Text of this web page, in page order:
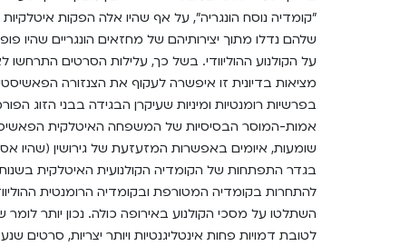
"קומדיה נוסח הונגריה", על אף שהיו אלה הפקות
שלהם נדלו מתוך יצירותיהם של מחזאים הונגריים שהיו
על הקולנוע ההוליוודי. בשל כך, עלילות הסרטים
מציאות בדיונית זו איפשרה לעקוף את הצנזורה
בפרשיות רומנטיות ומיניות שעיקרן הבגידה בבני הזוג
אמות-המוסר הבסיסיות של המשפחה האיטלקית
שומעות, איומים באפשרות המזעזעת של גירושין (שהיו
להתחרות בקומדיה המטורפת ובקומדיה הרומנטית
השתלטו על מסכי הקולנוע באירופה כולה. נכון יותר
לטובת דמויות פחות אינטליגנטיות ויותר יצריות, סרטים